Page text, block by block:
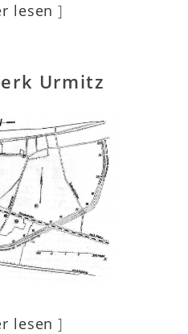
lesen ]
Urmitz
lesen ]